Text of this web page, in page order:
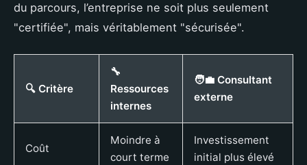
du parcours, l’entreprise ne soit plus seulement
"certifiée", mais véritablement "sécurisée".
🔍 Critère
🔧
Ressources
internes
🧑‍💼 Consultant
externe
Coût
Moindre à
court terme
Investissement
initial plus élevé